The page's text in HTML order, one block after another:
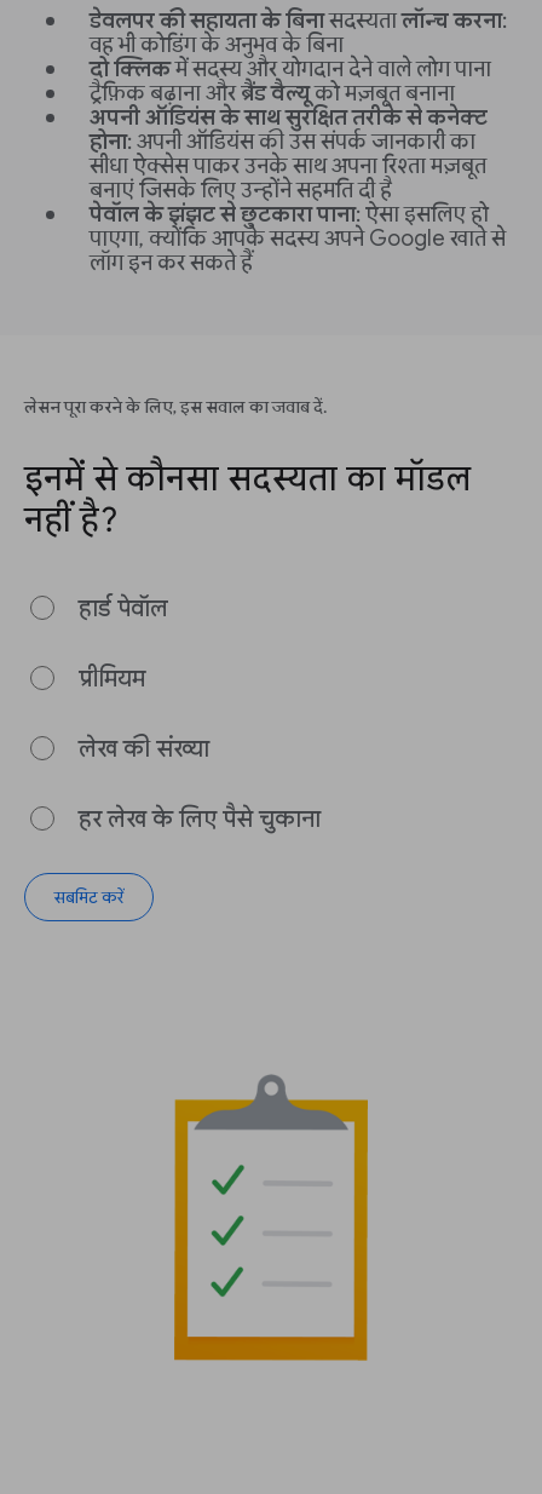
डेवलपर की सहायता के बिनासदस्यतालॉन्च करना:
वह भी कोडिंग के अनुभव के बिना
दो क्लिकमें सदस्य और योगदान देने वाले लोग पाना
ट्रैफ़िक बढ़ाना औरब्रैंड वैल्यूको मज़बूत बनाना
अपनी ऑडियंस के साथ सुरक्षित तरीके से कनेक्ट
होना: अपनी ऑडियंस की उस संपर्क जानकारी का
सीधा ऐक्सेस पाकर उनके साथ अपना रिश्ता मज़बूत
बनाएं जिसके लिए उन्होंने सहमति दी है
पेवॉल के झंझट से छुटकारा पाना: ऐसा इसलिए हो
पाएगा, क्योंकि आपके सदस्य अपने Google खाते से
लॉग इन कर सकते हैं
लेसन पूरा करने के लिए, इस सवाल का जवाब दें.
इनमें से कौनसा सदस्यता का मॉडल
नहीं है?
हार्ड पेवॉल
प्रीमियम
लेख की संख्या
हर लेख के लिए पैसे चुकाना
सबमिट करें